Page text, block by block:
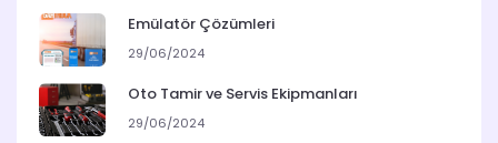
Emülatör Çözümleri
29/06/2024
Oto Tamir ve Servis Ekipmanları
29/06/2024